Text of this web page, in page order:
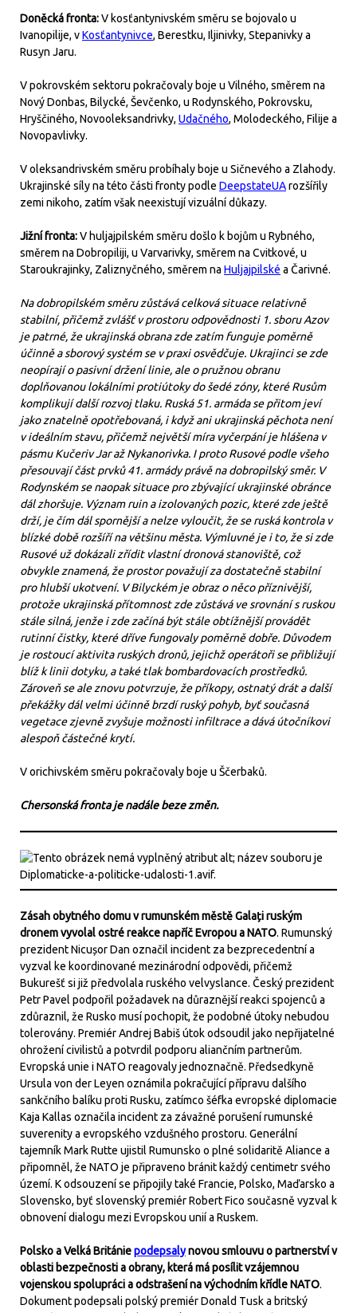
Doněcká fronta:V kosťantynivském směru se bojovalo u
Ivanopilije, vKosťantynivce, Berestku, Iljinivky, Stepanivky a
Rusyn Jaru.
V pokrovském sektoru pokračovaly boje u Vilného, směrem na
Nový Donbas, Bilycké, Ševčenko, u Rodynského, Pokrovsku,
Hryščiného, Novooleksandrivky, Udačného, Molodeckého, Filije a
Novopavlivky.
V oleksandrivském směru probíhaly boje u Sičnevého a Zlahody.
Ukrajinské síly na této části fronty podle DeepstateUArozšířily
zemi nikoho, zatím však neexistují vizuální důkazy.
Jižní fronta:V huljajpilském směru došlo k bojům u Rybného,
směrem na Dobropiliji, u Varvarivky, směrem na Cvitkové, u
Staroukrajinky, Zaliznyčného, směrem na Huljajpilské a Čarivné.
Na dobropilském směru zůstává celková situace relativně
stabilní, přičemž zvlášť v prostoru odpovědnosti 1. sboru Azov
je patrné, že ukrajinská obrana zde zatím funguje poměrně
účinně a sborový systém se v praxi osvědčuje. Ukrajinci se zde
neopírají o pasivní držení linie, ale o pružnou obranu
doplňovanou lokálními protiútoky do šedé zóny, které Rusům
komplikují další rozvoj tlaku. Ruská 51. armáda se přitom jeví
jako znatelně opotřebovaná, i když ani ukrajinská pěchota není
v ideálním stavu, přičemž největší míra vyčerpání je hlášena v
pásmu Kučeriv Jar až Nykanorivka. I proto Rusové podle všeho
přesouvají část prvků 41. armády právě na dobropilský směr. V
Rodynském se naopak situace pro zbývající ukrajinské obránce
dál zhoršuje. Význam ruin a izolovaných pozic, které zde ještě
drží, je čím dál spornější a nelze vyloučit, že se ruská kontrola v
blízké době rozšíří na většinu města. Výmluvné je i to, že si zde
Rusové už dokázali zřídit vlastní dronová stanoviště, což
obvykle znamená, že prostor považují za dostatečně stabilní
pro hlubší ukotvení. V Bilyckém je obraz o něco příznivější,
protože ukrajinská přítomnost zde zůstává ve srovnání s ruskou
stále silná, jenže i zde začíná být stále obtížnější provádět
rutinní čistky, které dříve fungovaly poměrně dobře. Důvodem
je rostoucí aktivita ruských dronů, jejichž operátoři se přibližují
blíž k linii dotyku, a také tlak bombardovacích prostředků.
Zároveň se ale znovu potvrzuje, že příkopy, ostnatý drát a další
překážky dál velmi účinně brzdí ruský pohyb, byť současná
vegetace zjevně zvyšuje možnosti infiltrace a dává útočníkovi
alespoň částečné krytí.
V orichivském směru pokračovaly boje u Ščerbaků.
Chersonská fronta je nadále beze změn.
Zásah obytného domu v rumunském městě Galați ruským
dronem vyvolal ostré reakce napříč Evropou a NATO. Rumunský
prezident Nicușor Dan označil incident za bezprecedentní a
vyzval ke koordinované mezinárodní odpovědi, přičemž
Bukurešť si již předvolala ruského velvyslance. Český prezident
Petr Pavel podpořil požadavek na důraznější reakci spojenců a
zdůraznil, že Rusko musí pochopit, že podobné útoky nebudou
tolerovány. Premiér Andrej Babiš útok odsoudil jako nepřijatelné
ohrožení civilistů a potvrdil podporu aliančním partnerům.
Evropská unie i NATO reagovaly jednoznačně. Předsedkyně
Ursula von der Leyen oznámila pokračující přípravu dalšího
sankčního balíku proti Rusku, zatímco šéfka evropské diplomacie
Kaja Kallas označila incident za závažné porušení rumunské
suverenity a evropského vzdušného prostoru. Generální
tajemník Mark Rutte ujistil Rumunsko o plné solidaritě Aliance a
připomněl, že NATO je připraveno bránit každý centimetr svého
území. K odsouzení se připojily také Francie, Polsko, Maďarsko a
Slovensko, byť slovenský premiér Robert Fico současně vyzval k
obnovení dialogu mezi Evropskou unií a Ruskem.
Polsko a Velká Britániepodepsalynovou smlouvu o partnerství v
oblasti bezpečnosti a obrany, která má posílit vzájemnou
vojenskou spolupráci a odstrašení na východním křídle NATO.
Dokument podepsali polský premiér Donald Tusk a britský